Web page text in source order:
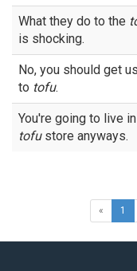
What they do to the
is shocking.
No, you should get
to tofu.
You're going to live
tofustore anyways.
« 1